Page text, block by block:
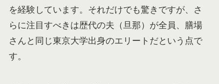
を経験しています。それだけでも驚きですが、さ
らに注目すべきは歴代の夫（旦那）が全員、膳場
さんと同じ東京大学出身のエリートだという点で
す。